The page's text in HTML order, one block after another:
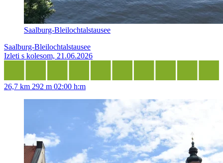
Saalburg-Bleilochtalstausee
Saalburg-Bleilochtalstausee
Izleti s kolesom, 21.06.2026
26,7 km 292 m 02:00 h:m